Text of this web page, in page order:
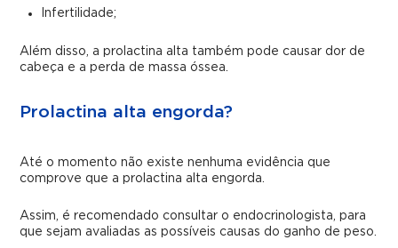
Infertilidade;
Além disso, a prolactina alta também pode causar dor de
cabeça e a perda de massa óssea.
Prolactina alta engorda?
Até o momento não existe nenhuma evidência que
comprove que a prolactina alta engorda.
Assim, é recomendado consultar o endocrinologista, para
que sejam avaliadas as possíveis causas do ganho de peso.